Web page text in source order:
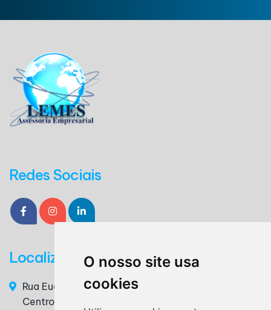
O nosso site usa
cookies
Redes Sociais
Localização
Rua Euclides da Cunha, n° 117 - 3° Andar, Sala 36 –
Centro – Ribeirão Pires / SP – CEP. 09400-220